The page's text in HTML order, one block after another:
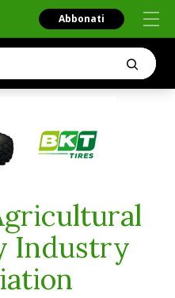
Abbonati
Industry